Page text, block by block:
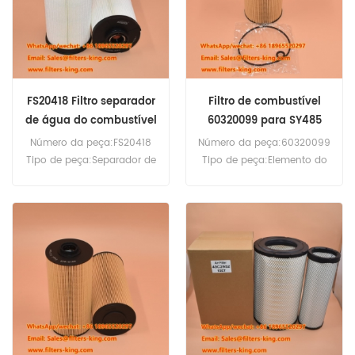
PC400-7 HM350-2 HM400-
5 WA480-6.
SK75SR-7.
FS20418 Filtro separador
de água do combustível
Número da peça:FS20418
Tipo de peça:Separador de
unidades
Compatibilidade:Escavador
a XCMG.
Filtro de combustível
60320099 para SY485
Número da peça:60320099
Tipo de peça:Elemento do
pedido:60 peças
Compatibilidade:Sany
SY135-9 SY135C SY150
SY155 SY155-9 SY215 SY235
SY235C SY240C SY335
SY485 SY55 SY60 SY65
SY75.